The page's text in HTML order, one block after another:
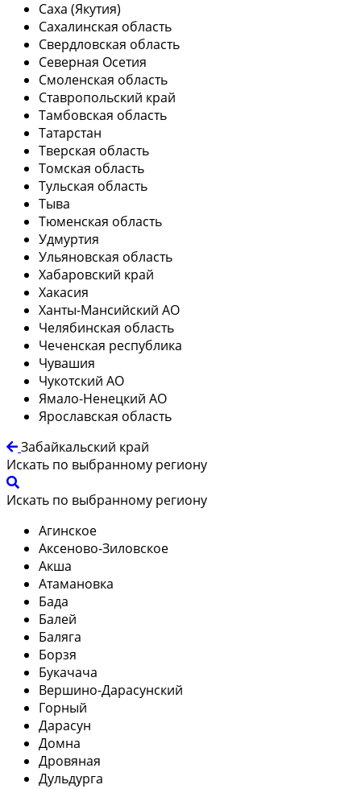
Саха (Якутия)
Сахалинская область
Свердловская область
Северная Осетия
Смоленская область
Ставропольский край
Тамбовская область
Татарстан
Тверская область
Томская область
Тульская область
Тыва
Тюменская область
Удмуртия
Ульяновская область
Хабаровский край
Хакасия
Ханты-Мансийский АО
Челябинская область
Чеченская республика
Чувашия
Чукотский АО
Ямало-Ненецкий АО
Ярославская область
Забайкальский край
Искать по выбранному региону
Искать по выбранному региону
Агинское
Аксеново-Зиловское
Акша
Атамановка
Бада
Балей
Баляга
Борзя
Букачача
Вершино-Дарасунский
Горный
Дарасун
Домна
Дровяная
Дульдурга